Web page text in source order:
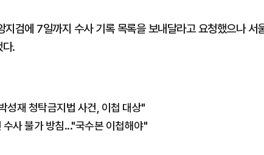
검에 7일까지 수사 기록 목록을 보내달라고 요청했으나 서
다.
성재 청탁금지법 사건, 이첩 대상"
사 불가 방침..."국수본 이첩해야"